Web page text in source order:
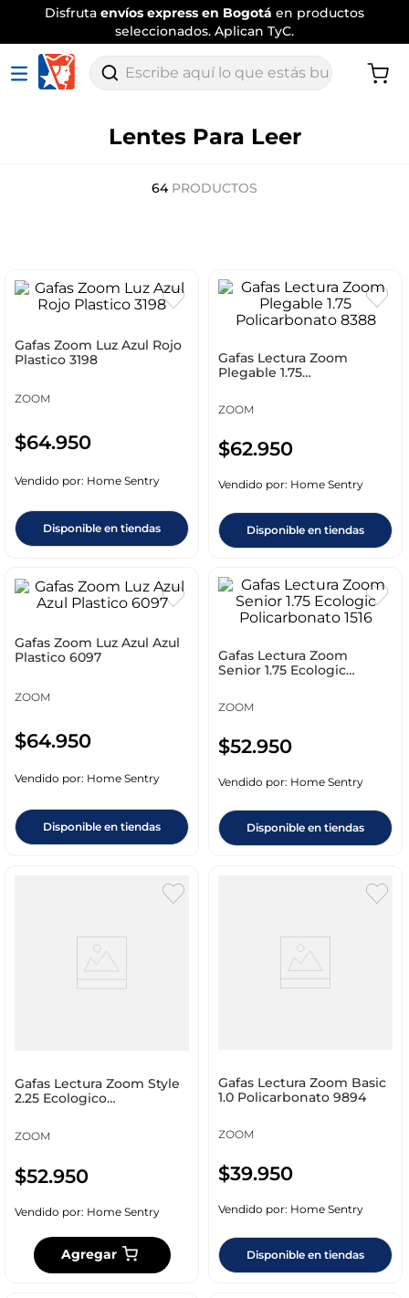
Envíotradicional gratispor comprassuperiores a $120.000
Aplican TyC
Escribe aquí lo que estás buscando
Lentes Para Leer
64 PRODUCTOS
Gafas Zoom Luz Azul Rojo
Plastico 3198
ZOOM
$64.950
Vendido por: Home Sentry
Disponible en tiendas
Gafas Lectura Zoom
Plegable 1.75
ZOOM
$62.950
Vendido por: Home Sentry
Disponible en tiendas
Gafas Zoom Luz Azul Azul
Plastico 6097
ZOOM
$64.950
Vendido por: Home Sentry
Disponible en tiendas
Gafas Lectura Zoom
Senior 1.75 Ecologic
ZOOM
$52.950
Vendido por: Home Sentry
Disponible en tiendas
Gafas Lectura Zoom Style
2.25 Ecologico
ZOOM
$52.950
Vendido por: Home Sentry
Agregar
Gafas Lectura Zoom Basic
1.0 Policarbonato 9894
ZOOM
$39.950
Vendido por: Home Sentry
Disponible en tiendas